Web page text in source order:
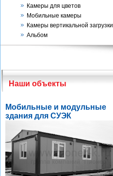
Камеры для цветов
Мобильные камеры
Камеры вертикальной загрузки
Альбом
Наши объекты
Мобильные и модульные
здания для СУЭК